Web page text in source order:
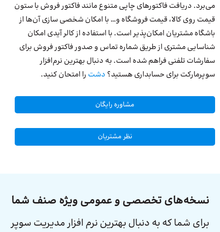
می‌برد. دریافت فاکتورهای چاپی متنوع مانند فاکتور فروش با ستون
قیمت روی کالا، قیمت فروشگاه و… با امکان شخصی سازی آن‌ها از
باشگاه مشتریان امکان‌پذیر است. با استفاده از کالر آیدی امکان
شناسایی مشتری از طریق شماره تماس و صدور فاکتور فروش برای
سفارشات تلفنی فراهم شده است. به دنبال بهترین نرم‌افزار
سوپرمارکت برای حسابداری هستید؟ دشت را امتحان کنید.
مشاوره رایگان
نظر مشتریان
نسخه‌های تخصصی و عمومی ویژه صنف شما
برای شما که به دنبال بهترین نرم افزار مدیریت سوپر